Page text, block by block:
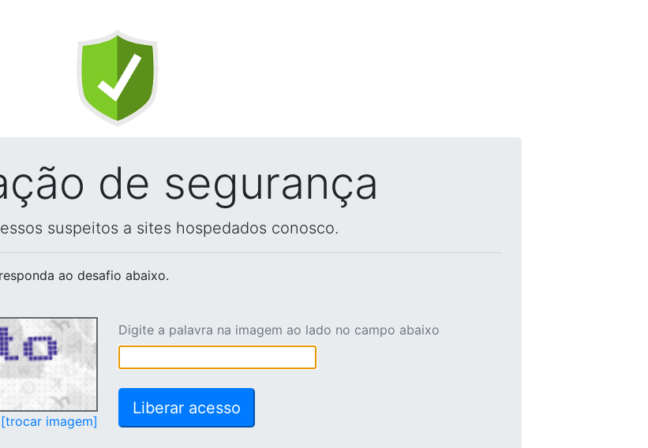
de segurança
suspeitos a sites hospedados conosco.
ao desafio abaixo.
[trocar imagem]
Digite a palavra na imagem ao lado no campo abaixo